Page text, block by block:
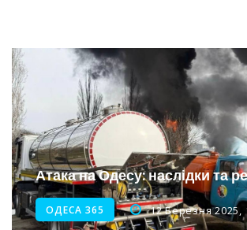
Успіхи одеситів на європейському
Новини з Зимової школи інсульту в
Інтеграція ветеранів в українське
Нічна атака на Одесу: наслідки
Енергетична підтримка для Одеси
Атака на Одесу: наслідки та
ОДЕСА 365 12 Березня 2025,